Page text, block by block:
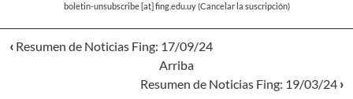
boletin-unsubscribe[at]fing.edu.uy(Cancelar la suscripción)
‹ Resumen de Noticias Fing: 17/09/24
Arriba
Resumen de Noticias Fing: 19/03/24 ›